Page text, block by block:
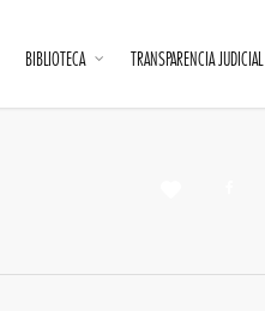
BIBLIOTECA TRANSPARENCIA JUDICIAL